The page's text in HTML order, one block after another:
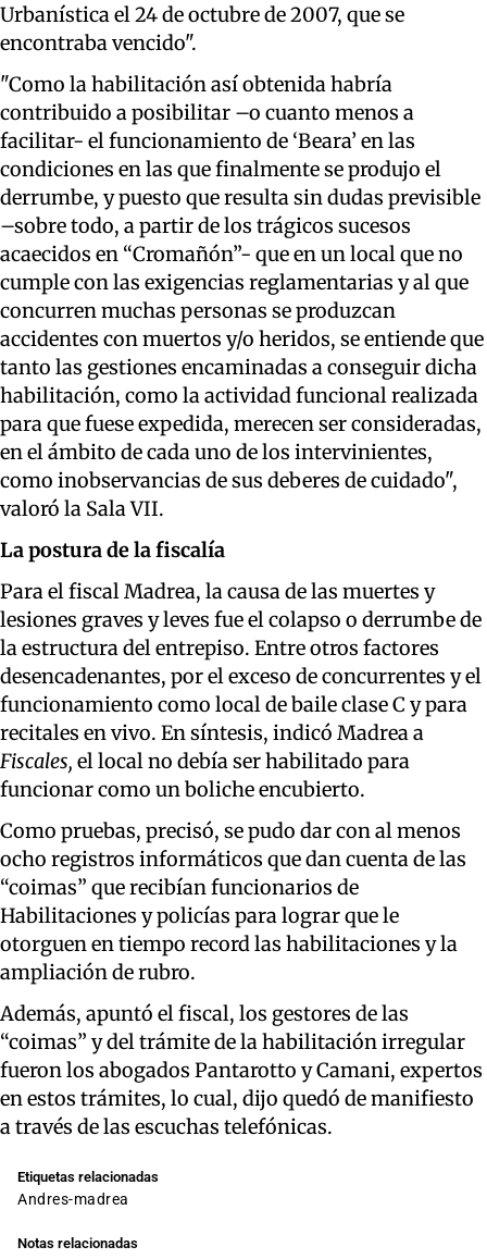
Urbanística el 24 de octubre de 2007, que se
encontraba vencido".
"Como la habilitación así obtenida habría
contribuido a posibilitar –o cuanto menos a
facilitar- el funcionamiento de ‘Beara’ en las
condiciones en las que finalmente se produjo el
derrumbe, y puesto que resulta sin dudas previsible
–sobre todo, a partir de los trágicos sucesos
acaecidos en “Cromañón”- que en un local que no
cumple con las exigencias reglamentarias y al que
concurren muchas personas se produzcan
accidentes con muertos y/o heridos, se entiende que
tanto las gestiones encaminadas a conseguir dicha
habilitación, como la actividad funcional realizada
para que fuese expedida, merecen ser consideradas,
en el ámbito de cada uno de los intervinientes,
como inobservancias de sus deberes de cuidado",
valoró la Sala VII.
La postura de la fiscalía
Para el fiscal Madrea, la causa de las muertes y
lesiones graves y leves fue el colapso o derrumbe de
la estructura del entrepiso. Entre otros factores
desencadenantes, por el exceso de concurrentes y el
funcionamiento como local de baile clase C y para
recitales en vivo. En síntesis, indicó Madrea a
Fiscales, el local no debía ser habilitado para
funcionar como un boliche encubierto.
Como pruebas, precisó, se pudo dar con al menos
ocho registros informáticos que dan cuenta de las
“coimas” que recibían funcionarios de
Habilitaciones y policías para lograr que le
otorguen en tiempo record las habilitaciones y la
ampliación de rubro.
Además, apuntó el fiscal, los gestores de las
“coimas” y del trámite de la habilitación irregular
fueron los abogados Pantarotto y Camani, expertos
en estos trámites, lo cual, dijo quedó de manifiesto
a través de las escuchas telefónicas.
Etiquetas relacionadas
andres-madrea
Notas relacionadas